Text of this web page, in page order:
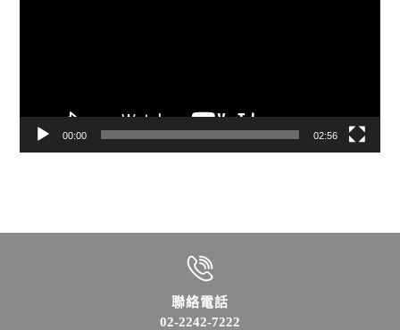
00:00 02:56
聯絡電話
02-2242-7222